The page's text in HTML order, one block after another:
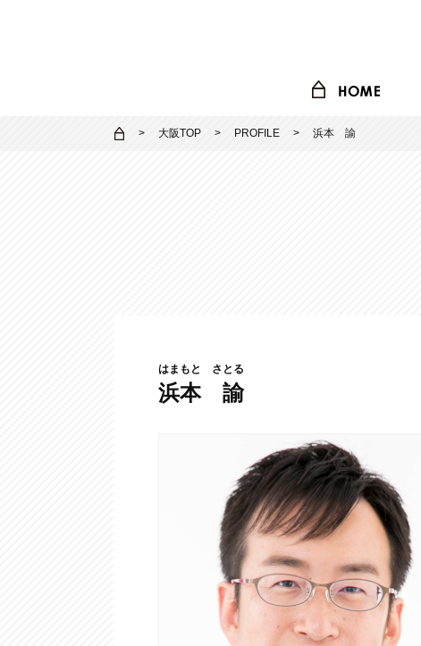
大阪TOP PROFILE 浜本 諭
はまもと さとる
浜本 諭